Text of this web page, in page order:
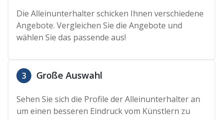
Die Alleinunterhalter schicken Ihnen verschiedene
Angebote. Vergleichen Sie die Angebote und
wählen Sie das passende aus!
3 Große Auswahl
Sehen Sie sich die Profile der Alleinunterhalter an
um einen besseren Eindruck vom Künstlern zu